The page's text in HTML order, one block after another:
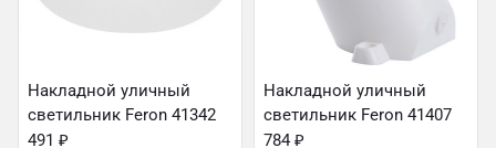
Накладной уличный
светильник Feron 41342
491 ₽
Накладной уличный
светильник Feron 41407
784 ₽